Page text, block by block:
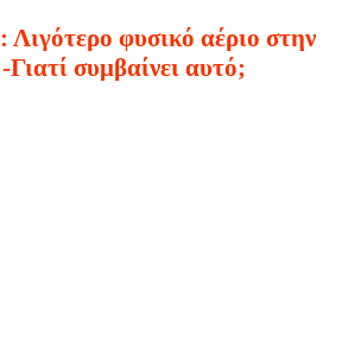
φυσικό αέριο στην
συμβαίνει αυτό;